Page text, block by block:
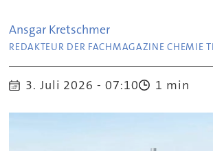
Ansgar Kretschmer
REDAKTEUR DER FACHMAGAZINE CHEMIE
3. Juli 2026 - 07:10 1 min